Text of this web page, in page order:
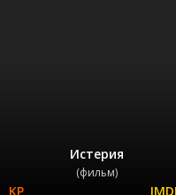
Истерия
(фильм)